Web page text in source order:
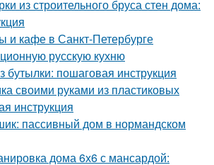
из строительного бруса стен дома:
и кафе в Санкт-Петербурге
русскую кухню
бутылки: пошаговая инструкция
своими руками из пластиковых
инструкция
пассивный дом в нормандском
дома 6х6 с мансардой: